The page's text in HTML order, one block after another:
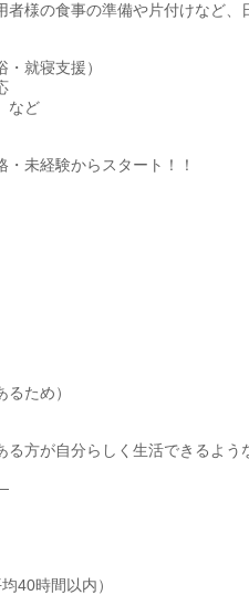
様の食事の準備や片付けなど、
就寝支援）
など
未経験からスタート！！
ため）
方が自分らしく生活できるよう
40時間以内）